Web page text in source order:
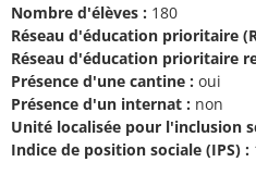
Nombre d'élèves : 180
Réseau d'éducation prioritaire
Réseau d'éducation prioritaire
Présence d'une cantine : oui
Présence d'un internat : non
Unité localisée pour l'inclusion
Indice de position sociale (IPS) :